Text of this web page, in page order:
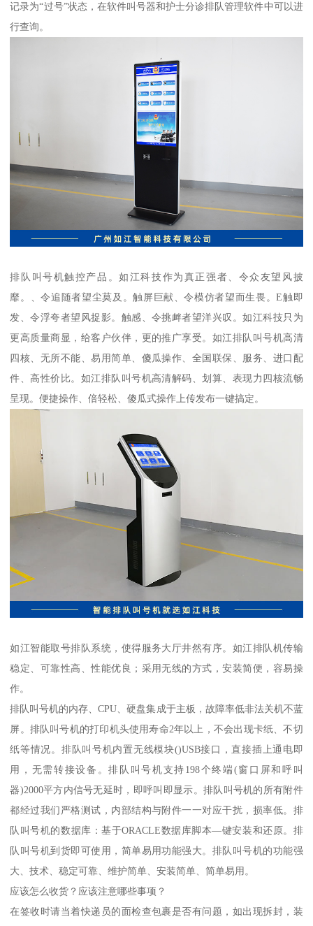
记录为“过号”状态，在软件叫号器和护士分诊排队管理软件中可以进
行查询。
排队叫号机触控产品。如江科技作为真正强者、令众友望风披
靡。、令追随者望尘莫及。触屏巨献、令模仿者望而生畏。E触即
发、令浮夸者望风捉影。触感、令挑衅者望洋兴叹。如江科技只为
更高质量商显，给客户伙伴，更的推广享受。如江排队叫号机高清
四核、无所不能、易用简单、傻瓜操作、全国联保、服务、进口配
件、高性价比。如江排队叫号机高清解码、划算、表现力四核流畅
呈现。便捷操作、倍轻松、傻瓜式操作上传发布一键搞定。
如江智能取号排队系统，使得服务大厅井然有序。如江排队机传输
稳定、可靠性高、性能优良；采用无线的方式，安装简便，容易操
作。
排队叫号机的内存、CPU、硬盘集成于主板，故障率低非法关机不蓝
屏。排队叫号机的打印机头使用寿命2年以上，不会出现卡纸、不切
纸等情况。排队叫号机内置无线模块()USB接口，直接插上通电即
用，无需转接设备。排队叫号机支持198个终端(窗口屏和呼叫
器)2000平方内信号无延时，即呼叫即显示。排队叫号机的所有附件
都经过我们严格测试，内部结构与附件一一对应干扰，损率低。排
队叫号机的数据库：基于ORACLE数据库脚本—键安装和还原。排
队叫号机到货即可使用，简单易用功能强大。排队叫号机的功能强
大、技术、稳定可靠、维护简单、安装简单、简单易用。
应该怎么收货？应该注意哪些事项？
在签收时请当着快递员的面检查包裹是否有问题，如出现拆封，装